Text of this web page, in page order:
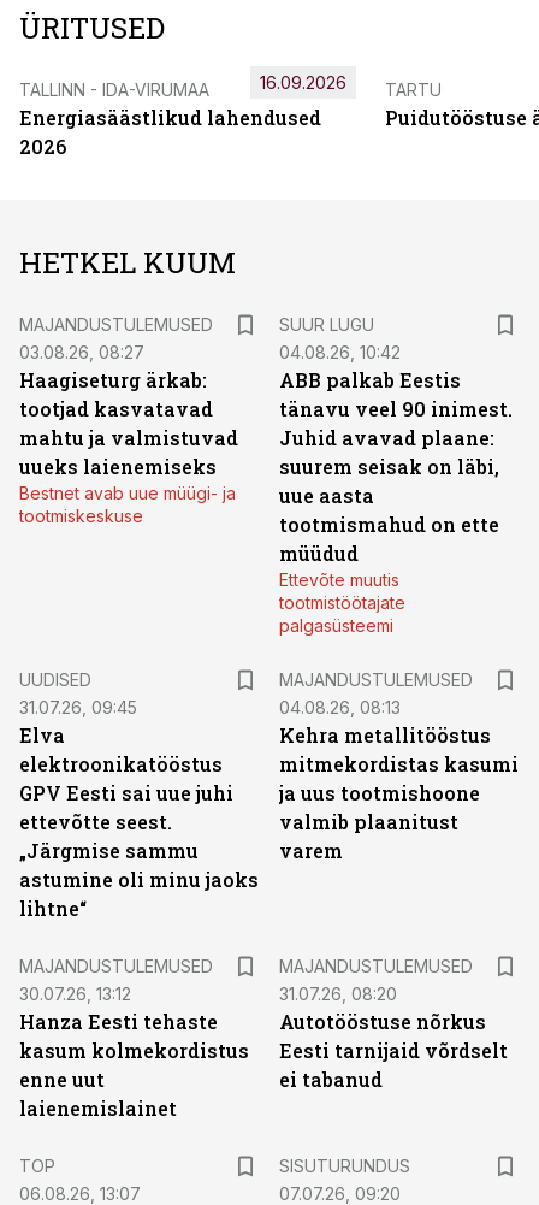
ÜRITUSED
TALLINN - IDA-VIRUMAA
Energiasäästlikud lahendused
2026
16.09.2026 TARTU
Puidutööstuse
HETKEL KUUM
MAJANDUSTULEMUSED
03.08.26, 08:27
Haagiseturg ärkab:
tootjad kasvatavad
mahtu ja valmistuvad
uueks laienemiseks
Bestnet avab uue müügi- ja
tootmiskeskuse
SUUR LUGU
04.08.26, 10:42
ABB palkab Eestis
tänavu veel 90 inimest.
Juhid avavad plaane:
suurem seisak on läbi,
uue aasta
tootmismahud on ette
müüdud
Ettevõte muutis
tootmistöötajate
palgasüsteemi
UUDISED
31.07.26, 09:45
Elva
elektroonikatööstus
GPV Eesti sai uue juhi
ettevõtte seest.
„Järgmise sammu
astumine oli minu jaoks
lihtne“
MAJANDUSTULEMUSED
04.08.26, 08:13
Kehra metallitööstus
mitmekordistas kasumi
ja uus tootmishoone
valmib plaanitust
varem
MAJANDUSTULEMUSED
30.07.26, 13:12
Hanza Eesti tehaste
kasum kolmekordistus
enne uut
laienemislainet
MAJANDUSTULEMUSED
31.07.26, 08:20
Autotööstuse nõrkus
Eesti tarnijaid võrdselt
ei tabanud
TOP
06.08.26, 13:07
SISUTURUNDUS
07.07.26, 09:20